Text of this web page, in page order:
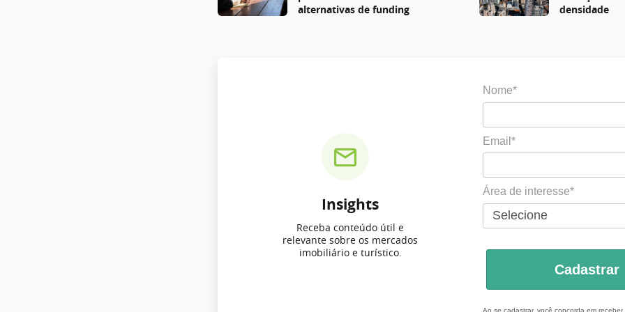
alternativas de funding
densidade
Insights
Receba conteúdo útil e
relevante sobre os mercados
imobiliário e turístico.
Nome*
Email*
Área de interesse*
Cadastrar
Ao se cadastrar, você concorda em receber